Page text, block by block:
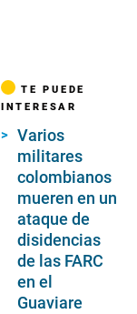
TE PUEDE
INTERESAR
Varios
militares
colombianos
mueren en un
ataque de
disidencias
de las FARC
en el
Guaviare